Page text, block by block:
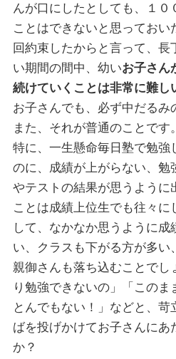
んが口にしたとしても、１０
ことはできないと思っておい
回約束したからと言って、
い期間の間中、幼いお子さん
続けていくことは非常に難し
お子さんでも、必ず中だるみ
また、それが普通のことです。
特に、一生懸命毎日塾で勉強
のに、成績が上がらない、勉
やテストの結果が思うように
ことは成績上位生でも往々に
して、なかなか思うように
い、クラスも下がる方が多い
親御さんも落ち込むことでし
り勉強できないの」「このま
とんでもない！」などと、苛
ばを投げかけてお子さんにあ
か？